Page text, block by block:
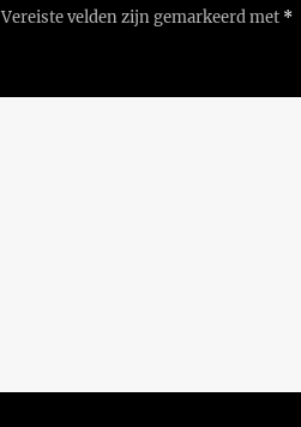
Vereiste velden zijn gemarkeerd met *